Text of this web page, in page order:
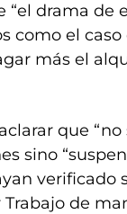
drama de
como el caso
más el
que “no
sino
verificado
de